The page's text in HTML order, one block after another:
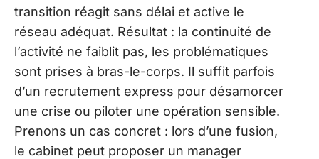
transition réagit sans délai et active le
réseau adéquat. Résultat : la continuité de
l’activité ne faiblit pas, les problématiques
sont prises à bras-le-corps. Il suffit parfois
d’un recrutement express pour désamorcer
une crise ou piloter une opération sensible.
Prenons un cas concret : lors d’une fusion,
le cabinet peut proposer un manager